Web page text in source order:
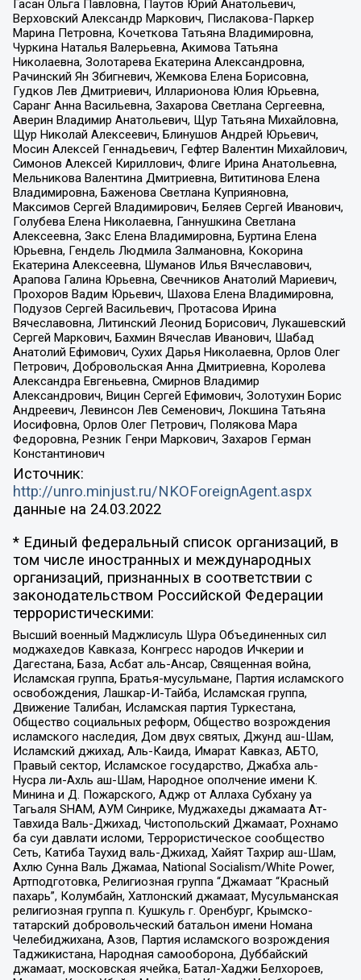
Гасан Ольга Павловна, Паутов Юрий Анатольевич,
Верховский Александр Маркович, Пислакова-Паркер
Марина Петровна, Кочеткова Татьяна Владимировна,
Чуркина Наталья Валерьевна, Акимова Татьяна
Николаевна, Золотарева Екатерина Александровна,
Рачинский Ян Збигневич, Жемкова Елена Борисовна,
Гудков Лев Дмитриевич, Илларионова Юлия Юрьевна,
Саранг Анна Васильевна, Захарова Светлана Сергеевна,
Аверин Владимир Анатольевич, Щур Татьяна Михайловна,
Щур Николай Алексеевич, Блинушов Андрей Юрьевич,
Мосин Алексей Геннадьевич, Гефтер Валентин Михайлович,
Симонов Алексей Кириллович, Флиге Ирина Анатольевна,
Мельникова Валентина Дмитриевна, Вититинова Елена
Владимировна, Баженова Светлана Куприяновна,
Максимов Сергей Владимирович, Беляев Сергей Иванович,
Голубева Елена Николаевна, Ганнушкина Светлана
Алексеевна, Закс Елена Владимировна, Буртина Елена
Юрьевна, Гендель Людмила Залмановна, Кокорина
Екатерина Алексеевна, Шуманов Илья Вячеславович,
Арапова Галина Юрьевна, Свечников Анатолий Мариевич,
Прохоров Вадим Юрьевич, Шахова Елена Владимировна,
Подузов Сергей Васильевич, Протасова Ирина
Вячеславовна, Литинский Леонид Борисович, Лукашевский
Сергей Маркович, Бахмин Вячеслав Иванович, Шабад
Анатолий Ефимович, Сухих Дарья Николаевна, Орлов Олег
Петрович, Добровольская Анна Дмитриевна, Королева
Александра Евгеньевна, Смирнов Владимир
Александрович, Вицин Сергей Ефимович, Золотухин Борис
Андреевич, Левинсон Лев Семенович, Локшина Татьяна
Иосифовна, Орлов Олег Петрович, Полякова Мара
Федоровна, Резник Генри Маркович, Захаров Герман
Константинович
Источник:
http://unro.minjust.ru/NKOForeignAgent.aspx
данные на 24.03.2022
* Единый федеральный список организаций, в
том числе иностранных и международных
организаций, признанных в соответствии с
законодательством Российской Федерации
террористическими:
Высший военный Маджлисуль Шура Объединенных сил
моджахедов Кавказа, Конгресс народов Ичкерии и
Дагестана, База, Асбат аль-Ансар, Священная война,
Исламская группа, Братья-мусульмане, Партия исламского
освобождения, Лашкар-И-Тайба, Исламская группа,
Движение Талибан, Исламская партия Туркестана,
Общество социальных реформ, Общество возрождения
исламского наследия, Дом двух святых, Джунд аш-Шам,
Исламский джихад, Аль-Каида, Имарат Кавказ, АБТО,
Правый сектор, Исламское государство, Джабха аль-
Нусра ли-Ахль аш-Шам, Народное ополчение имени К.
Минина и Д. Пожарского, Аджр от Аллаха Субхану уа
Тагьаля SHAM, АУМ Синрике, Муджахеды джамаата Ат-
Тавхида Валь-Джихад, Чистопольский Джамаат, Рохнамо
ба суи давлати исломи, Террористическое сообщество
Сеть, Катиба Таухид валь-Джихад, Хайят Тахрир аш-Шам,
Ахлю Сунна Валь Джамаа, National Socialism/White Power,
Артподготовка, Религиозная группа “Джамаат “Красный
пахарь”, Колумбайн, Хатлонский джамаат, Мусульманская
религиозная группа п. Кушкуль г. Оренбург, Крымско-
татарский добровольческий батальон имени Номана
Челебиджихана, Азов, Партия исламского возрождения
Таджикистана, Народная самооборона, Дуббайский
джамаат, московская ячейка, Батал-Хаджи Белхороев,